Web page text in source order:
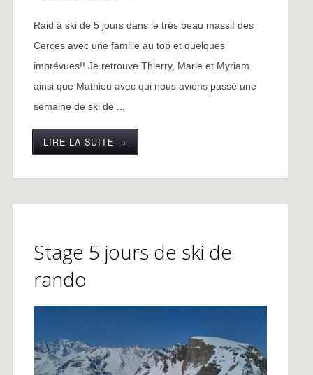
Raid à ski de 5 jours dans le très beau massif des
Cerces avec une famille au top et quelques
imprévues!! Je retrouve Thierry, Marie et Myriam
ainsi que Mathieu avec qui nous avions passé une
semaine de ski de ...
LIRE LA SUITE →
Stage 5 jours de ski de
rando